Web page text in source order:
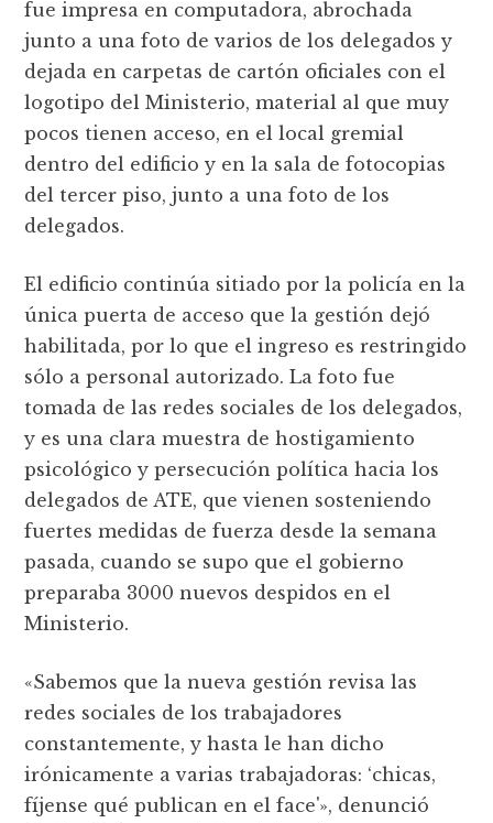
fue impresa en computadora, abrochada
junto a una foto de varios de los delegados y
dejada en carpetas de cartón oficiales con el
logotipo del Ministerio, material al que muy
pocos tienen acceso, en el local gremial
dentro del edificio y en la sala de fotocopias
del tercer piso, junto a una foto de los
delegados.
El edificio continúa sitiado por la policía en la
única puerta de acceso que la gestión dejó
habilitada, por lo que el ingreso es restringido
sólo a personal autorizado. La foto fue
tomada de las redes sociales de los delegados,
y es una clara muestra de hostigamiento
psicológico y persecución política hacia los
delegados de ATE, que vienen sosteniendo
fuertes medidas de fuerza desde la semana
pasada, cuando se supo que el gobierno
preparaba 3000 nuevos despidos en el
Ministerio.
«Sabemos que la nueva gestión revisa las
redes sociales de los trabajadores
constantemente, y hasta le han dicho
irónicamente a varias trabajadoras: ‘chicas,
fíjense qué publican en el face'», denunció